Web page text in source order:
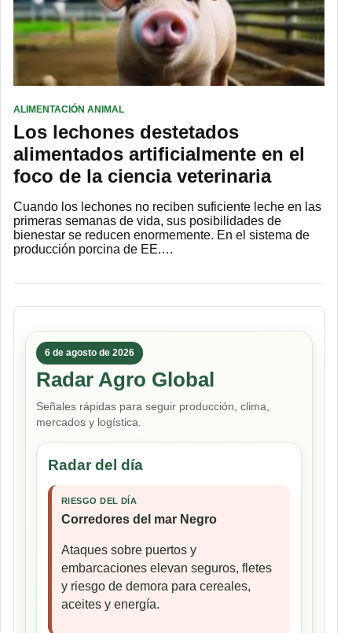
ALIMENTACIÓN ANIMAL
Los lechones destetados
alimentados artificialmente en el
foco de la ciencia veterinaria
Cuando los lechones no reciben suficiente leche en las
primeras semanas de vida, sus posibilidades de
bienestar se reducen enormemente. En el sistema de
producción porcina de EE.…
6 de agosto de 2026
Radar Agro Global
Señales rápidas para seguir producción, clima,
mercados y logística.
Radar del día
RIESGO DEL DÍA
Corredores del mar Negro
Ataques sobre puertos y
embarcaciones elevan seguros, fletes
y riesgo de demora para cereales,
aceites y energía.